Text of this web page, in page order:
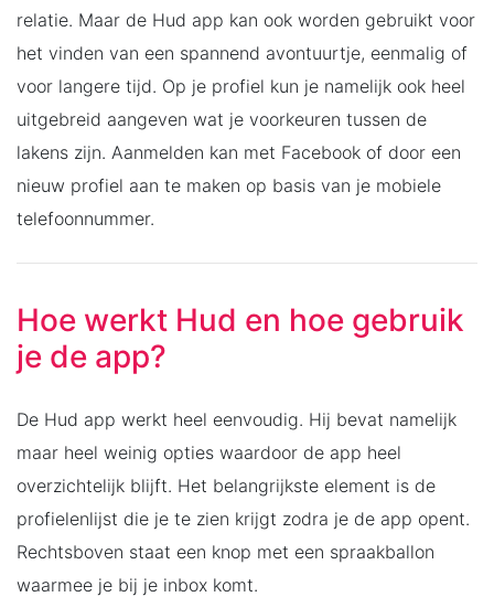
relatie. Maar de Hud app kan ook worden gebruikt voor
het vinden van een spannend avontuurtje, eenmalig of
voor langere tijd. Op je profiel kun je namelijk ook heel
uitgebreid aangeven wat je voorkeuren tussen de
lakens zijn. Aanmelden kan met Facebook of door een
nieuw profiel aan te maken op basis van je mobiele
telefoonnummer.
Hoe werkt Hud en hoe gebruik
je de app?
De Hud app werkt heel eenvoudig. Hij bevat namelijk
maar heel weinig opties waardoor de app heel
overzichtelijk blijft. Het belangrijkste element is de
profielenlijst die je te zien krijgt zodra je de app opent.
Rechtsboven staat een knop met een spraakballon
waarmee je bij je inbox komt.